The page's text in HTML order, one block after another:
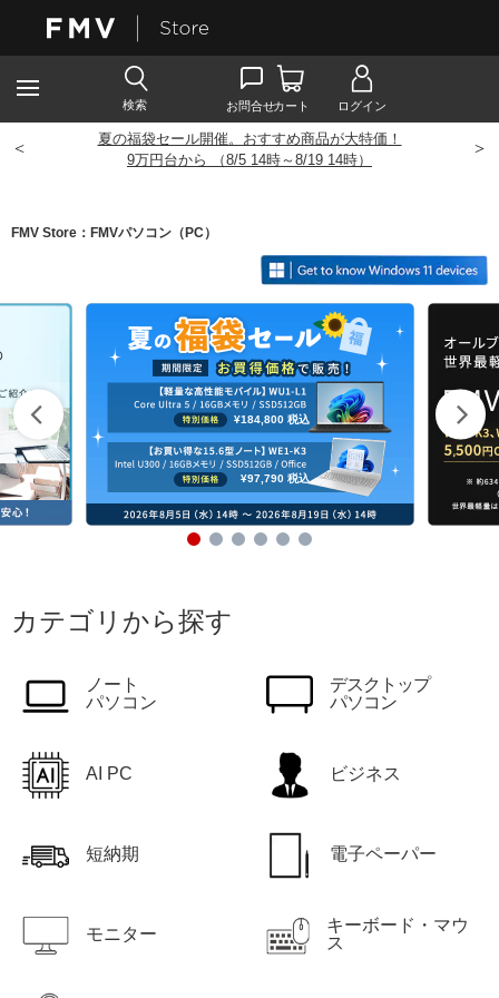
夏の福袋セール開催。おすすめ商品が大特価！
9万円台から （8/5 14時～8/19 14時）
< >
FMV Store：FMVパソコン（PC）
¥184,800 税込
¥97,790 税込
カテゴリから探す
ノート
パソコン
デスクトップ
パソコン
AI PC ビジネス
短納期 電子ペーパー
モニター
キーボード・マウ
ス